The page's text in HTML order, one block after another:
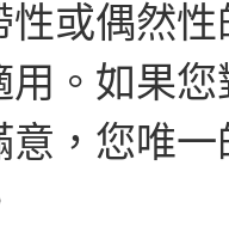
性或偶然
用。如果
意，您唯